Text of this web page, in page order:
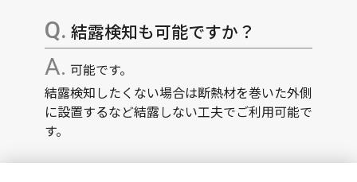
結露検知も可能ですか？
可能です。
結露検知したくない場合は断熱材を巻いた外側
に設置するなど結露しない工夫でご利用可能で
す。